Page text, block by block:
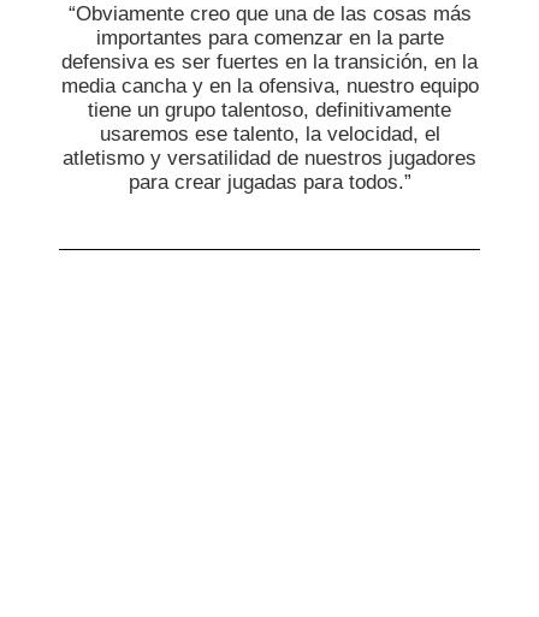
“Obviamente creo que una de las cosas más
importantes para comenzar en la parte
defensiva es ser fuertes en la transición, en la
media cancha y en la ofensiva, nuestro equipo
tiene un grupo talentoso, definitivamente
usaremos ese talento, la velocidad, el
atletismo y versatilidad de nuestros jugadores
para crear jugadas para todos.”